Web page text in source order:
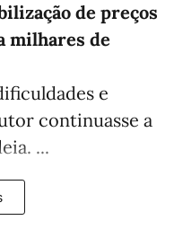
de preços
milhares de
e
continuasse a
...